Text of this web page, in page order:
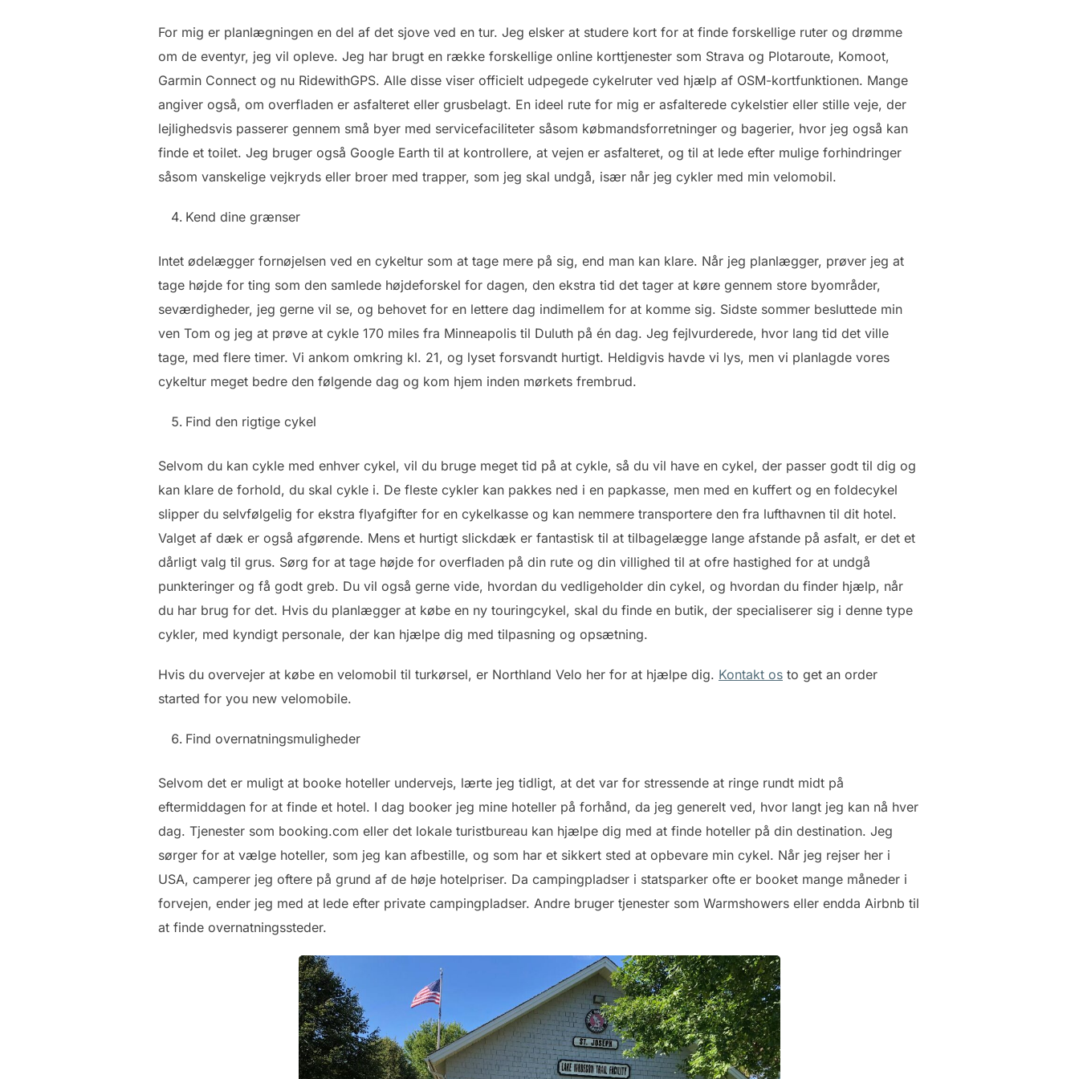
For mig er planlægningen en del af det sjove ved en tur. Jeg elsker at studere kort for at finde forskellige ruter og drømme
om de eventyr, jeg vil opleve. Jeg har brugt en række forskellige online korttjenester som Strava og Plotaroute, Komoot,
Garmin Connect og nu RidewithGPS. Alle disse viser officielt udpegede cykelruter ved hjælp af OSM-kortfunktionen. Mange
angiver også, om overfladen er asfalteret eller grusbelagt. En ideel rute for mig er asfalterede cykelstier eller stille veje, der
lejlighedsvis passerer gennem små byer med servicefaciliteter såsom købmandsforretninger og bagerier, hvor jeg også kan
finde et toilet. Jeg bruger også Google Earth til at kontrollere, at vejen er asfalteret, og til at lede efter mulige forhindringer
såsom vanskelige vejkryds eller broer med trapper, som jeg skal undgå, især når jeg cykler med min velomobil.
Kend dine grænser
Intet ødelægger fornøjelsen ved en cykeltur som at tage mere på sig, end man kan klare. Når jeg planlægger, prøver jeg at
tage højde for ting som den samlede højdeforskel for dagen, den ekstra tid det tager at køre gennem store byområder,
seværdigheder, jeg gerne vil se, og behovet for en lettere dag indimellem for at komme sig. Sidste sommer besluttede min
ven Tom og jeg at prøve at cykle 170 miles fra Minneapolis til Duluth på én dag. Jeg fejlvurderede, hvor lang tid det ville
tage, med flere timer. Vi ankom omkring kl. 21, og lyset forsvandt hurtigt. Heldigvis havde vi lys, men vi planlagde vores
cykeltur meget bedre den følgende dag og kom hjem inden mørkets frembrud.
Find den rigtige cykel
Selvom du kan cykle med enhver cykel, vil du bruge meget tid på at cykle, så du vil have en cykel, der passer godt til dig og
kan klare de forhold, du skal cykle i. De fleste cykler kan pakkes ned i en papkasse, men med en kuffert og en foldecykel
slipper du selvfølgelig for ekstra flyafgifter for en cykelkasse og kan nemmere transportere den fra lufthavnen til dit hotel.
Valget af dæk er også afgørende. Mens et hurtigt slickdæk er fantastisk til at tilbagelægge lange afstande på asfalt, er det et
dårligt valg til grus. Sørg for at tage højde for overfladen på din rute og din villighed til at ofre hastighed for at undgå
punkteringer og få godt greb. Du vil også gerne vide, hvordan du vedligeholder din cykel, og hvordan du finder hjælp, når
du har brug for det. Hvis du planlægger at købe en ny touringcykel, skal du finde en butik, der specialiserer sig i denne type
cykler, med kyndigt personale, der kan hjælpe dig med tilpasning og opsætning.
Hvis du overvejer at købe en velomobil til turkørsel, er Northland Velo her for at hjælpe dig. Kontakt os to get an order
started for you new velomobile.
Find overnatningsmuligheder
Selvom det er muligt at booke hoteller undervejs, lærte jeg tidligt, at det var for stressende at ringe rundt midt på
eftermiddagen for at finde et hotel. I dag booker jeg mine hoteller på forhånd, da jeg generelt ved, hvor langt jeg kan nå hver
dag. Tjenester som booking.com eller det lokale turistbureau kan hjælpe dig med at finde hoteller på din destination. Jeg
sørger for at vælge hoteller, som jeg kan afbestille, og som har et sikkert sted at opbevare min cykel. Når jeg rejser her i
USA, camperer jeg oftere på grund af de høje hotelpriser. Da campingpladser i statsparker ofte er booket mange måneder i
forvejen, ender jeg med at lede efter private campingpladser. Andre bruger tjenester som Warmshowers eller endda Airbnb til
at finde overnatningssteder.